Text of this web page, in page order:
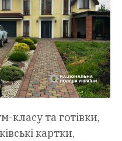
класу та готівки,
картки,